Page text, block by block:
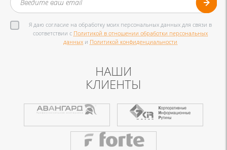
Я даю согласие на обработку моих персональных данных для связи в
соответствии с Политикой в отношении обработки персональных
данных и Политикой конфиденциальности
НАШИ
КЛИЕНТЫ